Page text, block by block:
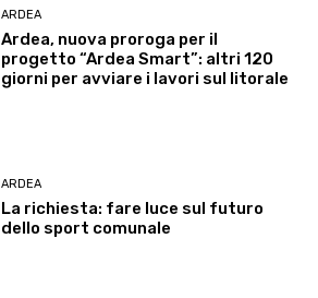
ARDEA
Ardea, nuova proroga per il
progetto “Ardea Smart”: altri 120
giorni per avviare i lavori sul litorale
ARDEA
La richiesta: fare luce sul futuro
dello sport comunale